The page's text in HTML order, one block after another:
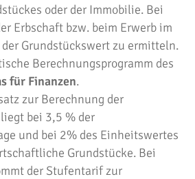
oder der Immobilie. Bei
Erbschaft bzw. beim Erwerb im
Grundstückswert zu ermitteln.
Berechnungsprogramm des
für Finanzen.
zur Berechnung der
bei 3,5 % der
und bei 2% des Einheitswertes
Grundstücke. Bei
der Stufentarif zur